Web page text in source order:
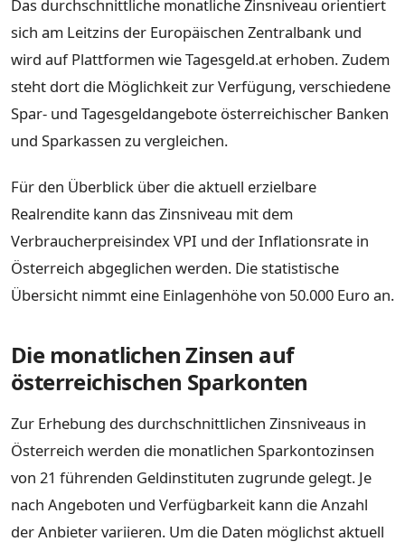
Das durchschnittliche monatliche Zinsniveau orientiert
sich am Leitzins der Europäischen Zentralbank und
wird auf Plattformen wie Tagesgeld.at erhoben. Zudem
steht dort die Möglichkeit zur Verfügung, verschiedene
Spar- und Tagesgeldangebote österreichischer Banken
und Sparkassen zu vergleichen.
Für den Überblick über die aktuell erzielbare
Realrendite kann das Zinsniveau mit dem
Verbraucherpreisindex VPI und der Inflationsrate in
Österreich abgeglichen werden. Die statistische
Übersicht nimmt eine Einlagenhöhe von 50.000 Euro an.
Die monatlichen Zinsen auf
österreichischen Sparkonten
Zur Erhebung des durchschnittlichen Zinsniveaus in
Österreich werden die monatlichen Sparkontozinsen
von 21 führenden Geldinstituten zugrunde gelegt. Je
nach Angeboten und Verfügbarkeit kann die Anzahl
der Anbieter variieren. Um die Daten möglichst aktuell